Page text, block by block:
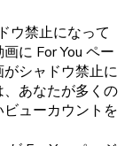
ウ禁止になって
に For You ペー
シャドウ禁止に
あなたが多くの
ューカウントを